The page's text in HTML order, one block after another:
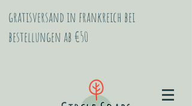
gratisversand in frankreich bei
bestellungen ab €50